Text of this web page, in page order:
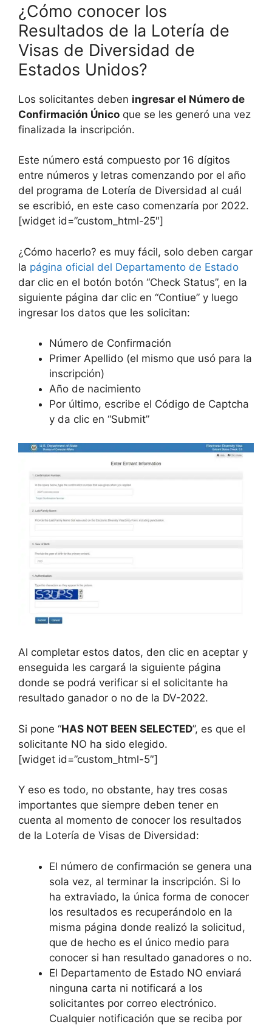
¿Cómo conocer los
Resultados de la Lotería de
Visas de Diversidad de
Estados Unidos?
Los solicitantes deben ingresar el Número de
Confirmación Único que se les generó una vez
finalizada la inscripción.
Este número está compuesto por 16 dígitos
entre números y letras comenzando por el año
del programa de Lotería de Diversidad al cuál
se escribió, en este caso comenzaría por 2022.
[widget id=”custom_html-25″]
¿Cómo hacerlo? es muy fácil, solo deben cargar
la página oficial del Departamento de Estado
dar clic en el botón botón “Check Status”, en la
siguiente página dar clic en “Contiue” y luego
ingresar los datos que les solicitan:
Número de Confirmación
Primer Apellido (el mismo que usó para la
inscripción)
Año de nacimiento
Por último, escribe el Código de Captcha
y da clic en “Submit”
Al completar estos datos, den clic en aceptar y
enseguida les cargará la siguiente página
donde se podrá verificar si el solicitante ha
resultado ganador o no de la DV-2022.
Si pone “HAS NOT BEEN SELECTED”, es que el
solicitante NO ha sido elegido.
[widget id=”custom_html-5″]
Y eso es todo, no obstante, hay tres cosas
importantes que siempre deben tener en
cuenta al momento de conocer los resultados
de la Lotería de Visas de Diversidad:
El número de confirmación se genera una
sola vez, al terminar la inscripción. Si lo
ha extraviado, la única forma de conocer
los resultados es recuperándolo en la
misma página donde realizó la solicitud,
que de hecho es el único medio para
conocer si han resultado ganadores o no.
El Departamento de Estado NO enviará
ninguna carta ni notificará a los
solicitantes por correo electrónico.
Cualquier notificación que se reciba por